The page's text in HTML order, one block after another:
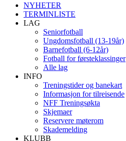
NYHETER
TERMINLISTE
LAG
Seniorfotball
Ungdomsfotball (13-19år)
Barnefotball (6-12år)
Fotball for førsteklassinger
Alle lag
INFO
Treningstider og banekart
Informasjon for tilreisende
NFF Treningsøkta
Skjemaer
Reservere møterom
Skademelding
KLUBB